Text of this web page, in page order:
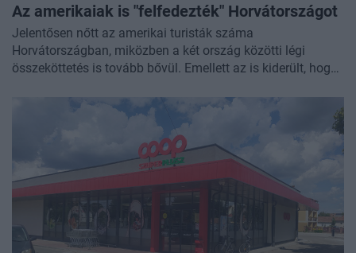
Az amerikaiak is "felfedezték" Horvátországot
Jelentősen nőtt az amerikai turisták száma
Horvátországban, miközben a két ország közötti légi
összeköttetés is tovább bővül. Emellett az is kiderült, hogy
külföldi célpont - írta a Croatia Week .